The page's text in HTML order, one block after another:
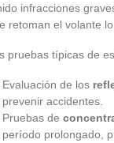
infracciones
retoman el volante
pruebas típicas de
Evaluación de los
prevenir accidentes.
Pruebas de
período prolongado,